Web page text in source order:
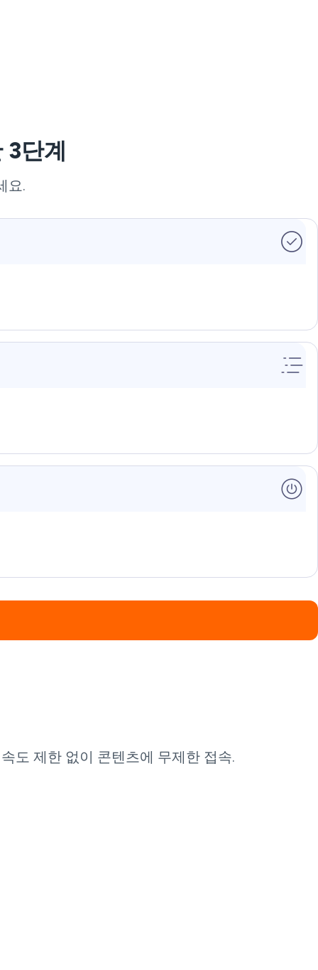
3단계
요.
도 제한 없이 콘텐츠에 무제한 접속.